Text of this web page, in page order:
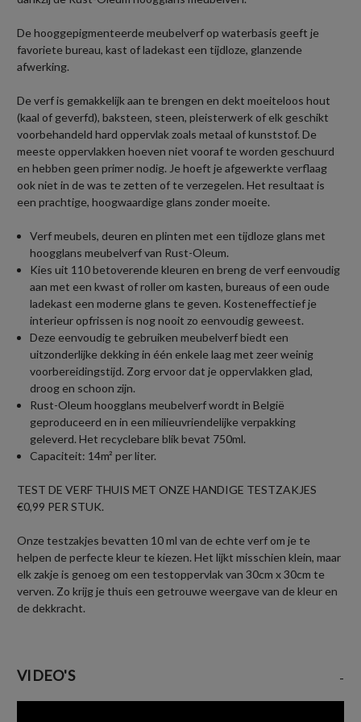
De hooggepigmenteerde meubelverf op waterbasis geeft je
favoriete bureau, kast of ladekast een tijdloze, glanzende
afwerking.
De verf is gemakkelijk aan te brengen en dekt moeiteloos hout
(kaal of geverfd), baksteen, steen, pleisterwerk of elk geschikt
voorbehandeld hard oppervlak zoals metaal of kunststof. De
meeste oppervlakken hoeven niet vooraf te worden geschuurd
en hebben geen primer nodig. Je hoeft je afgewerkte verflaag
ook niet in de was te zetten of te verzegelen. Het resultaat is
een prachtige, hoogwaardige glans zonder moeite.
Verf meubels, deuren en plinten met een tijdloze glans met
hoogglans meubelverf van Rust-Oleum.
Kies uit 110 betoverende kleuren en breng de verf eenvoudig
aan met een kwast of roller om kasten, bureaus of een oude
ladekast een moderne glans te geven. Kosteneffectief je
interieur opfrissen is nog nooit zo eenvoudig geweest.
Deze eenvoudig te gebruiken meubelverf biedt een
uitzonderlijke dekking in één enkele laag met zeer weinig
voorbereidingstijd. Zorg ervoor dat je oppervlakken glad,
droog en schoon zijn.
Rust-Oleum hoogglans meubelverf wordt in België
geproduceerd en in een milieuvriendelijke verpakking
geleverd. Het recyclebare blik bevat 750ml.
Capaciteit: 14m² per liter.
TEST DE VERF THUIS MET ONZE HANDIGE TESTZAKJES
€0,99 PER STUK.
Onze testzakjes bevatten 10 ml van de echte verf om je te
helpen de perfecte kleur te kiezen. Het lijkt misschien klein, maar
elk zakje is genoeg om een testoppervlak van 30cm x 30cm te
verven. Zo krijg je thuis een getrouwe weergave van de kleur en
de dekkracht.
VIDEO'S -